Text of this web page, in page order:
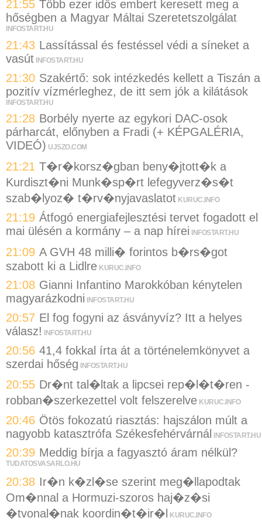
21:55 Több ezer idős embert keresett meg a
hőségben a Magyar Máltai Szeretetszolgálat
INFOSTART.HU
21:43 Lassítással és festéssel védi a síneket a
vasút INFOSTART.HU
21:30 Szakértő: sok intézkedés kellett a Tiszán a
pozitív vízmérleghez, de itt sem jók a kilátások
INFOSTART.HU
21:28 Borbély nyerte az egykori DAC-osok
párharcát, előnyben a Fradi (+ KÉPGALÉRIA,
VIDEÓ) UJSZO.COM
21:21 T�r�korsz�gban beny�jtott�k a
Kurdiszt�ni Munk�sp�rt lefegyverz�s�t
szab�lyoz� t�rv�nyjavaslatot KURUC.INFO
21:19 Átfogó energiafejlesztési tervet fogadott el
mai ülésén a kormány – a nap hírei
INFOSTART.HU
21:09 A GVH 48 milli� forintos b�rs�got
szabott ki a Lidlre KURUC.INFO
21:08 Gianni Infantino Marokkóban kénytelen
magyarázkodni
INFOSTART.HU
20:57 El fog fogyni az ásványvíz? Itt a helyes
válasz!
INFOSTART.HU
20:56 41,4 fokkal írta át a történelemkönyvet a
szerdai hőség INFOSTART.HU
20:55 Dr�nt tal�ltak a lipcsei rep�l�t�ren -
robban�szerkezettel volt felszerelve KURUC.INFO
20:46 Ötös fokozatú riasztás: hajszálon múlt a
nagyobb katasztrófa Székesfehérvárnál INFOSTART.HU
20:39 Meddig bírja a fagyasztó áram nélkül?
TUDATOSVASARLO.HU
20:38 Ir�n k�zl�se szerint meg�llapodtak
Om�nnal a Hormuzi-szoros haj�z�si
�tvonal�nak koordin�t�ir�l
KURUC.INFO